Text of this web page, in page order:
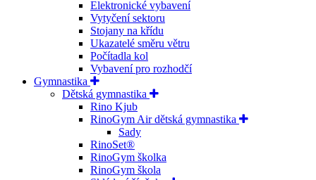
Elektronické vybavení
Vytyčení sektoru
Stojany na křídu
Ukazatelé směru větru
Počítadla kol
Vybavení pro rozhodčí
Gymnastika
Dětská gymnastika
Rino Kjub
RinoGym Air dětská gymnastika
Sady
RinoSet®
RinoGym školka
RinoGym škola